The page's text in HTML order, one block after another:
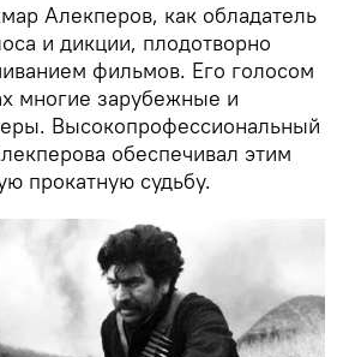
Алекперов, как обладатель
и дикции, плодотворно
фильмов. Его голосом
многие зарубежные и
Высокопрофессиональный
обеспечивал этим
прокатную судьбу.